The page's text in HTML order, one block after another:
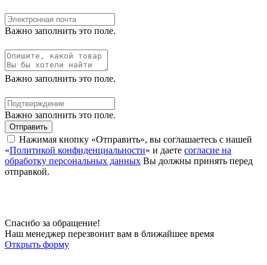
Важно заполнить это поле.
Важно заполнить это поле.
Важно заполнить это поле.
Отправить
Нажимая кнопку «Отправить», вы соглашаетесь с нашей
«Политикой конфиденциальности» и даете согласие на
обработку персональных данных Вы должны принять перед
отправкой.
Спасибо за обращение!
Наш менеджер перезвонит вам в ближайшее время
Открыть форму